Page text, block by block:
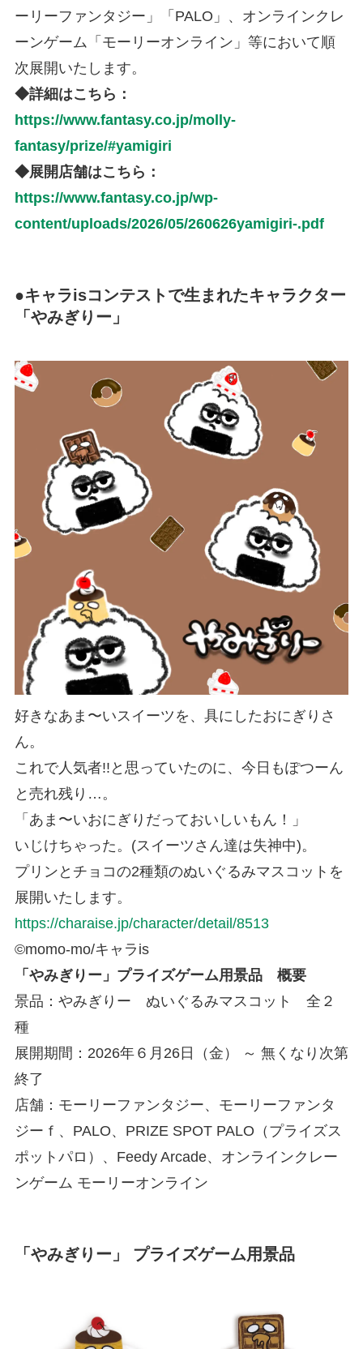
ーリーファンタジー」「PALO」、オンラインクレ
ーンゲーム「モーリーオンライン」等において順
次展開いたします。
◆詳細はこちら：
https://www.fantasy.co.jp/molly-
fantasy/prize/#yamigiri
◆展開店舗はこちら：
https://www.fantasy.co.jp/wp-
content/uploads/2026/05/260626yamigiri-.pdf
●キャラisコンテストで生まれたキャラクター
「やみぎりー」
好きなあま〜いスイーツを、具にしたおにぎりさ
ん。
これで人気者!!と思っていたのに、今日もぽつーん
と売れ残り…。
「あま〜いおにぎりだっておいしいもん！」
いじけちゃった。(スイーツさん達は失神中)。
プリンとチョコの2種類のぬいぐるみマスコットを
展開いたします。
https://charaise.jp/character/detail/8513
©︎momo-mo/キャラis
「やみぎりー」プライズゲーム用景品 概要
景品：やみぎりー ぬいぐるみマスコット 全２
種
展開期間：2026年６月26日（金） ～ 無くなり次第
終了
店舗：モーリーファンタジー、モーリーファンタ
ジーｆ、PALO、PRIZE SPOT PALO（プライズス
ポットパロ）、Feedy Arcade、オンラインクレー
ンゲーム モーリーオンライン
「やみぎりー」 プライズゲーム用景品